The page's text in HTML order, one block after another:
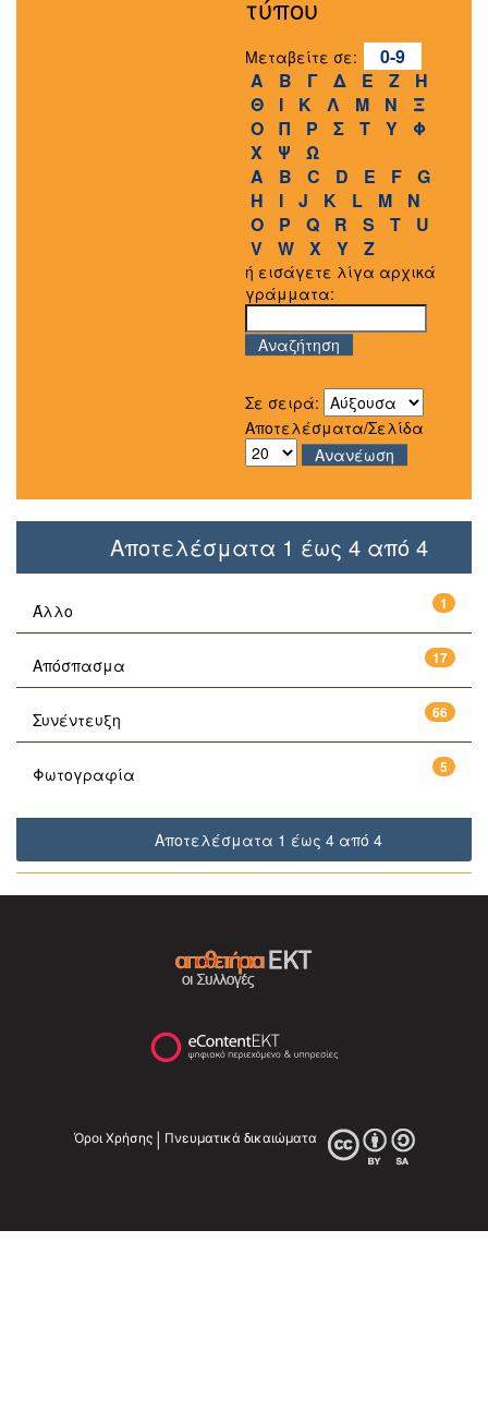
τύπου
Μεταβείτε σε:
0-9
Α
Β Γ Δ Ε Ζ
Η
Θ
Ι Κ Λ Μ Ν
Ξ
Ο
Π Ρ Σ Τ Υ
Φ
Χ
Ψ
Ω
A
B C D E F
G
H
I J K L M
N
O
P Q R S T
U
V
W X Y Z
ή εισάγετε λίγα αρχικά
γράμματα:
Σε σειρά:
Αποτελέσματα/Σελίδα
Αποτελέσματα 1 έως 4 από 4
Άλλο 1
Απόσπασμα 17
Συνέντευξη 66
Φωτογραφία 5
Αποτελέσματα 1 έως 4 από 4